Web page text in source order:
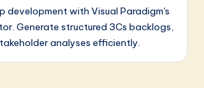
development with Visual Paradigm's
Generate structured 3Cs backlogs,
analyses efficiently.